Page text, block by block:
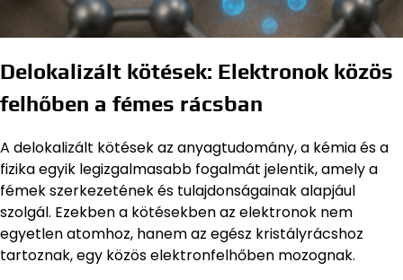
Delokalizált kötések: Elektronok közös
felhőben a fémes rácsban
A delokalizált kötések az anyagtudomány, a kémia és a
fizika egyik legizgalmasabb fogalmát jelentik, amely a
fémek szerkezetének és tulajdonságainak alapjául
szolgál. Ezekben a kötésekben az elektronok nem
egyetlen atomhoz, hanem az egész kristályrácshoz
tartoznak, egy közös elektronfelhőben mozognak.